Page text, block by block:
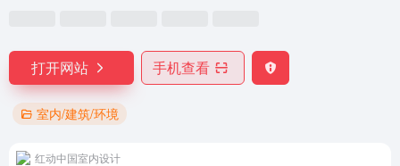
打开网站 手机查看
室内/建筑/环境
红动中国室内设计